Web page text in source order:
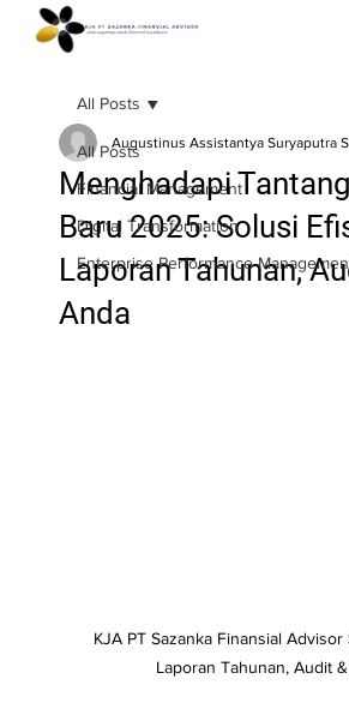
All Posts
Financial Management
Digital Transformation
Enterprise Performance
All Posts
Menghadapi
Baru 2025: Solusi
Laporan Tahunan,
Anda
Augustinus Assistantya Suryaputra
KJA PT Sazanka Finansial
Laporan Tahunan, Audit